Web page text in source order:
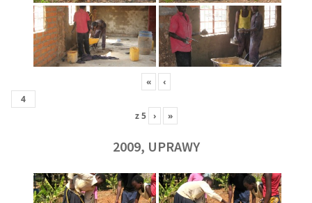
« ‹
z5 › »
2009, UPRAWY